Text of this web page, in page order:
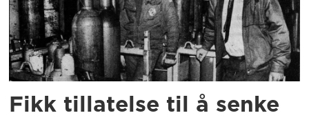
Fikk tillatelse til å senke